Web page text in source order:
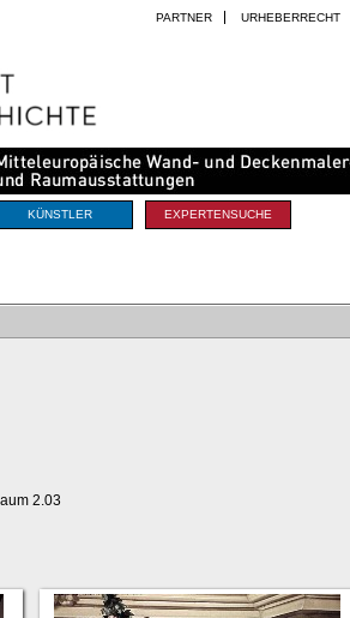
PARTNER URHEBERRECHT
KÜNSTLER EXPERTENSUCHE
2.03